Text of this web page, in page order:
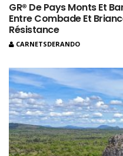
GR® De Pays Monts Et
Entre Combade Et
Résistance
CARNETSDERANDO